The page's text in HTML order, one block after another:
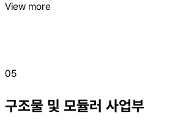
View more
05
구조물 및 모듈러 사업부